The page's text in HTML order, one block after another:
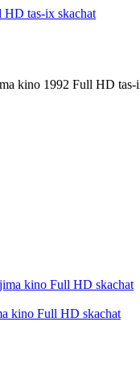
HD tas-ix skachat
kino 1992 Full HD tas-
kino Full HD skachat